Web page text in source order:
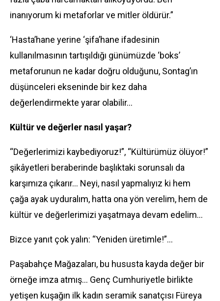
inanıyorum ki metaforlar ve mitler öldürür.”
‘Hasta’hane yerine ‘şifa’hane ifadesinin
kullanılmasının tartışıldığı günümüzde ‘boks’
metaforunun ne kadar doğru olduğunu, Sontag’ın
düşünceleri ekseninde bir kez daha
değerlendirmekte yarar olabilir…
Kültür ve değerler nasıl yaşar?
“Değerlerimizi kaybediyoruz!”, “Kültürümüz ölüyor!”
şikâyetleri beraberinde başlıktaki sorunsalı da
karşımıza çıkarır… Neyi, nasıl yapmalıyız ki hem
çağa ayak uyduralım, hatta ona yön verelim, hem de
kültür ve değerlerimizi yaşatmaya devam edelim…
Bizce yanıt çok yalın: “Yeniden üretimle!”…
Paşabahçe Mağazaları, bu hususta kayda değer bir
örneğe imza atmış… Genç Cumhuriyetle birlikte
yetişen kuşağın ilk kadın seramik sanatçısı Füreya